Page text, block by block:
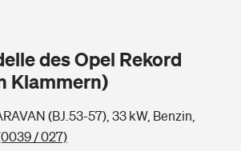
Wie gefährdet ist Ihr Haus?
viel Geld bekomme ich im Alter?
des Opel Rekord
Klammern)
(BJ.53-57), 33 kW, Benzin,
/ 027)